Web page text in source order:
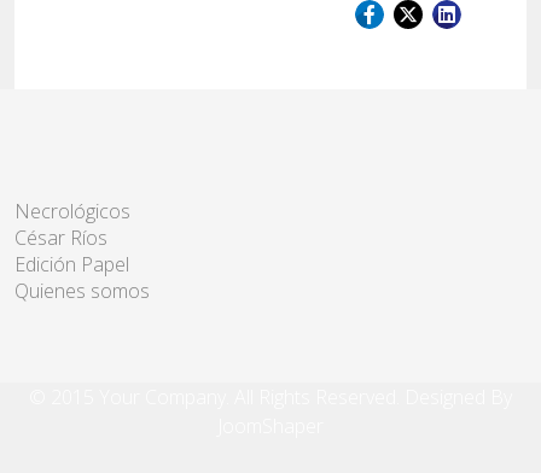
Necrológicos
César Ríos
Edición Papel
Quienes somos